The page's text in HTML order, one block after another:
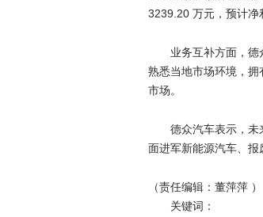
3239.20 万元，预计净
业务互补方面，德
熟悉当地市场环境，
市场。
德众汽车表示，未
面进军新能源汽车、报
（责任编辑：董萍萍 ）
关键词：